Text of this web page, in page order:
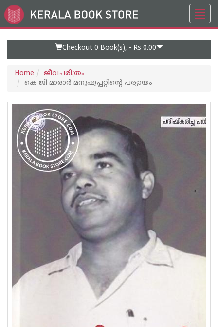
Go
to
Checkout 0 Book(s), - Rs 0.00
Home
ജീവചരിത്രം
കെ ജി മാരാര്‍ മനുഷ്യപ്പറ്റിന്റെ പര്യായം